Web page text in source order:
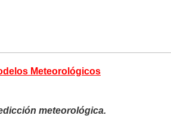
Meteorológicos
meteorológica.